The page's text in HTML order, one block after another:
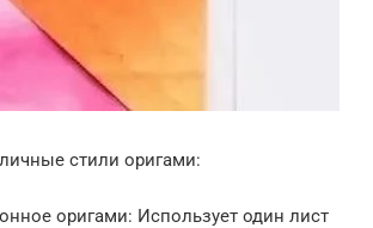
стили оригами:
оригами: Использует один лист